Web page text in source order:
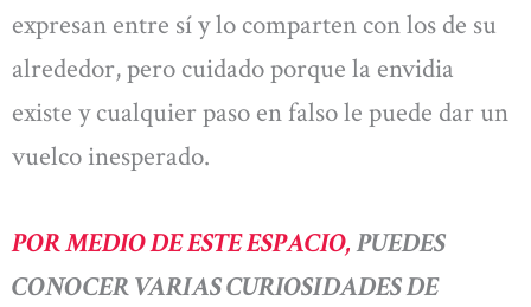
expresan entre sí y lo comparten con los de su
alrededor, pero cuidado porque la envidia
existe y cualquier paso en falso le puede dar un
vuelco inesperado.
POR MEDIO DE ESTE ESPACIO, PUEDES
CONOCER VARIAS CURIOSIDADES DE